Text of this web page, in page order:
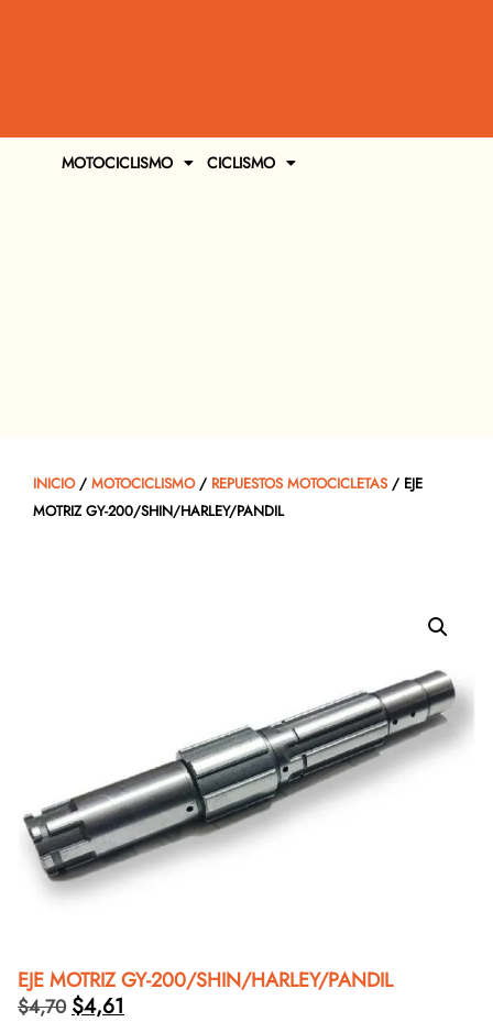
MOTOCICLISMO CICLISMO
INICIO/ MOTOCICLISMO/ REPUESTOS MOTOCICLETAS / EJE
MOTRIZ GY-200/SHIN/HARLEY/PANDIL
EJE MOTRIZ GY-200/SHIN/HARLEY/PANDIL
$4,70 $4,61